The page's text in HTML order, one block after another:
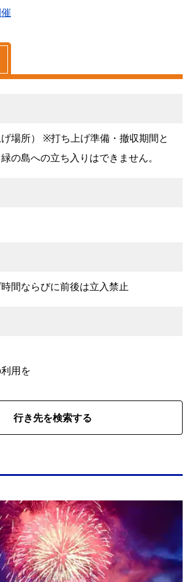
場所） ※打ち上げ準備・撤収期間と
の島への立ち入りはできません。
間ならびに前後は立入禁止
用を
行き先を検索する